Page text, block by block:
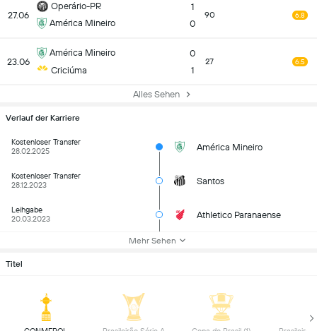
27.06
Operário-PR
América Mineiro
1
0
90 6.8
23.06
América Mineiro
Criciúma
0
1
27 6.5
Alles Sehen
Verlauf der Karriere
Kostenloser Transfer
28.02.2025
América Mineiro
Kostenloser Transfer
28.12.2023
Santos
Leihgabe
20.03.2023
Athletico Paranaense
Mehr Sehen
Titel